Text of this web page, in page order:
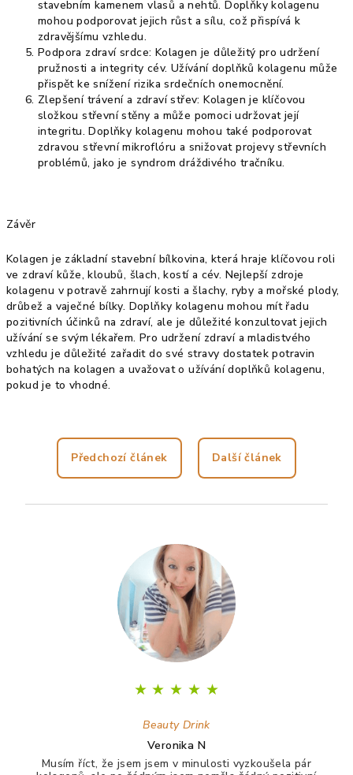
stavebním kamenem vlasů a nehtů. Doplňky kolagenu
mohou podporovat jejich růst a sílu, což přispívá k
zdravějšímu vzhledu.
Podpora zdraví srdce: Kolagen je důležitý pro udržení
pružnosti a integrity cév. Užívání doplňků kolagenu může
přispět ke snížení rizika srdečních onemocnění.
Zlepšení trávení a zdraví střev: Kolagen je klíčovou
složkou střevní stěny a může pomoci udržovat její
integritu. Doplňky kolagenu mohou také podporovat
zdravou střevní mikroflóru a snižovat projevy střevních
problémů, jako je syndrom dráždivého tračníku.
Závěr
Kolagen je základní stavební bílkovina, která hraje klíčovou roli
ve zdraví kůže, kloubů, šlach, kostí a cév. Nejlepší zdroje
kolagenu v potravě zahrnují kosti a šlachy, ryby a mořské plody,
drůbež a vaječné bílky. Doplňky kolagenu mohou mít řadu
pozitivních účinků na zdraví, ale je důležité konzultovat jejich
užívání se svým lékařem. Pro udržení zdraví a mladistvého
vzhledu je důležité zařadit do své stravy dostatek potravin
bohatých na kolagen a uvažovat o užívání doplňků kolagenu,
pokud je to vhodné.
Předchozí článek Další článek
★ ★ ★ ★ ★
Beauty Drink
Veronika N
Musím říct, že jsem jsem v minulosti vyzkoušela pár